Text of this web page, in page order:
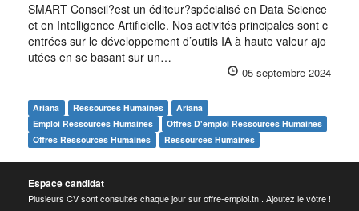
SMART Conseil?est un éditeur?spécialisé en Data Science
et en Intelligence Artificielle. Nos activités principales sont c
entrées sur le développement d’outils IA à haute valeur ajo
utées en se basant sur un…
05 septembre 2024
Ariana Ressources Humaines
Ariana
Emploi Ressources Humaines
Offres D'emploi Ressources Humaines
Offres Ressources Humaines
Ressources Humaines
Espace candidat
Plusieurs CV sont consultés chaque jour sur offre-emploi.tn . Ajoutez le vôtre !